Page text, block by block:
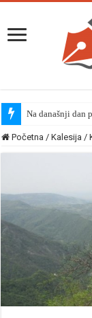
Kalesijsko ljeto
Početna / Kalesija /